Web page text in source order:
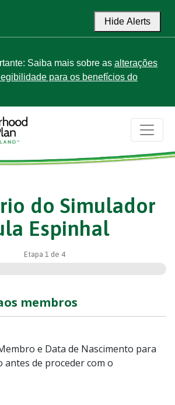
Hide Alerts
Saiba mais sobre as alterações
para os benefícios do
do Simulador
Espinhal
Etapa 1 de 4
membros
e Data de Nascimento para
de proceder com o